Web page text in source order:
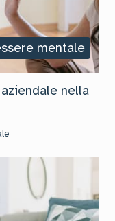
mentale
nella